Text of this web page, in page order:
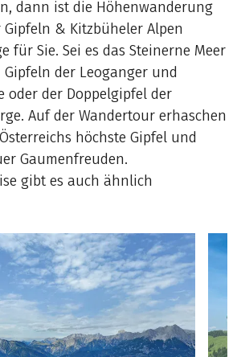
dann ist die Höhenwanderung
& Kitzbüheler Alpen
für Sie. Sei es das Steinerne Meer
der Leoganger und
oder der Doppelgipfel der
Auf der Wandertour erhaschen
höchste Gipfel und
Gaumenfreuden.
gibt es auch ähnlich